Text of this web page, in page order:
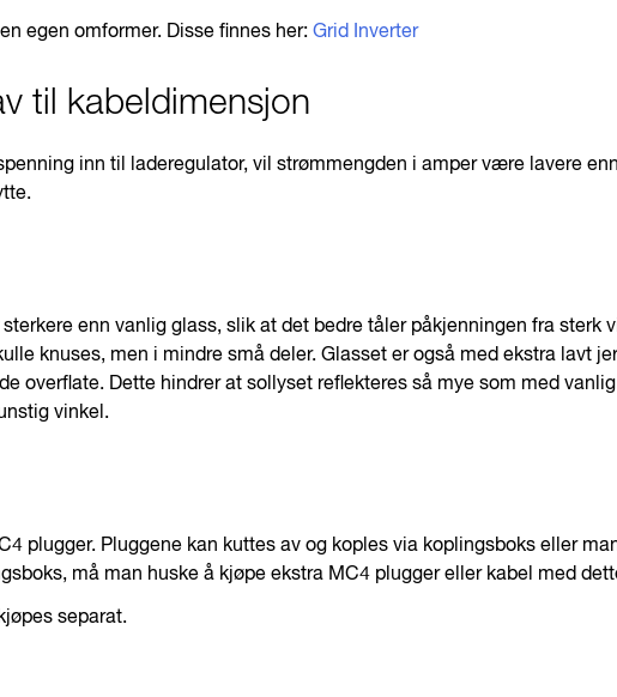
egen omformer. Disse finnes her: Grid Inverter
til kabeldimensjon
inn til laderegulator, vil strømmengden i amper være lavere
enn vanlig glass, slik at det bedre tåler påkjenningen fra
knuses, men i mindre små deler. Glasset er også med ekstra lavt
overflate. Dette hindrer at sollyset reflekteres så mye som med
vinkel.
plugger. Pluggene kan kuttes av og koples via koplingsboks eller
må man huske å kjøpe ekstra MC4 plugger eller kabel med
separat.